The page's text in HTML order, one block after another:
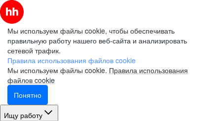
Мы используем файлы cookie, чтобы обеспечивать
правильную работу нашего веб-сайта и анализировать
сетевой трафик.
Правила использования файлов cookie
Мы используем файлы cookie. Правила использования
файлов cookie
Понятно
Ищу работу